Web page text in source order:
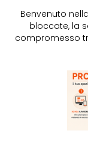
Benvenuto
bloccate, la
compromesso